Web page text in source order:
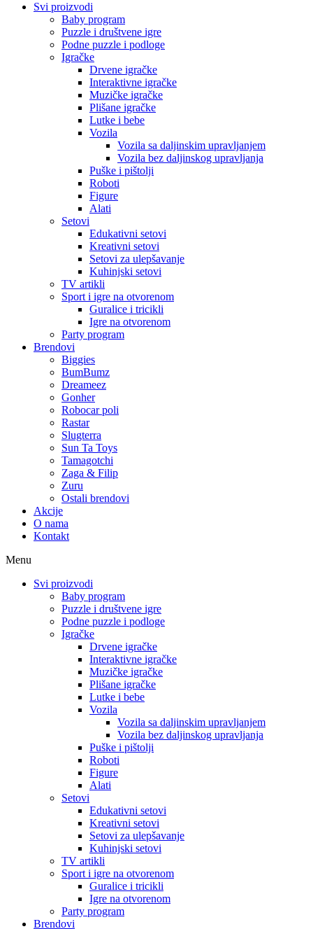
Svi proizvodi
Baby program
Puzzle i društvene igre
Podne puzzle i podloge
Igračke
Drvene igračke
Interaktivne igračke
Muzičke igračke
Plišane igračke
Lutke i bebe
Vozila
Vozila sa daljinskim upravljanjem
Vozila bez daljinskog upravljanja
Puške i pištolji
Roboti
Figure
Alati
Setovi
Edukativni setovi
Kreativni setovi
Setovi za ulepšavanje
Kuhinjski setovi
TV artikli
Sport i igre na otvorenom
Guralice i tricikli
Igre na otvorenom
Party program
Brendovi
Biggies
BumBumz
Dreameez
Gonher
Robocar poli
Rastar
Slugterra
Sun Ta Toys
Tamagotchi
Zaga & Filip
Zuru
Ostali brendovi
Akcije
O nama
Kontakt
Menu
Svi proizvodi
Baby program
Puzzle i društvene igre
Podne puzzle i podloge
Igračke
Drvene igračke
Interaktivne igračke
Muzičke igračke
Plišane igračke
Lutke i bebe
Vozila
Vozila sa daljinskim upravljanjem
Vozila bez daljinskog upravljanja
Puške i pištolji
Roboti
Figure
Alati
Setovi
Edukativni setovi
Kreativni setovi
Setovi za ulepšavanje
Kuhinjski setovi
TV artikli
Sport i igre na otvorenom
Guralice i tricikli
Igre na otvorenom
Party program
Brendovi